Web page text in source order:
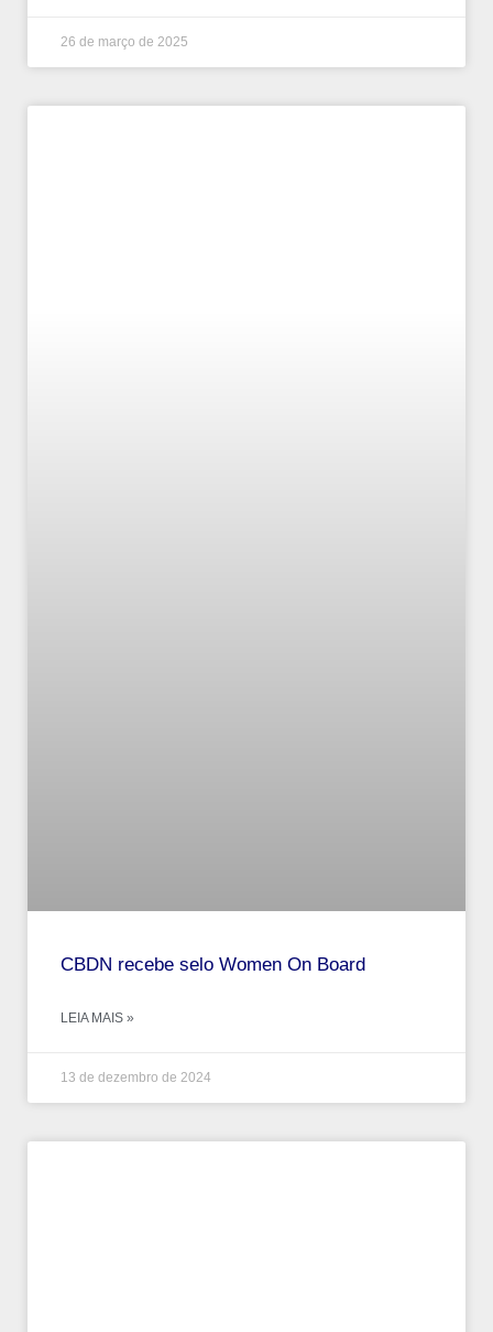
26 de março de 2025
CBDN recebe selo Women On Board
LEIA MAIS »
13 de dezembro de 2024